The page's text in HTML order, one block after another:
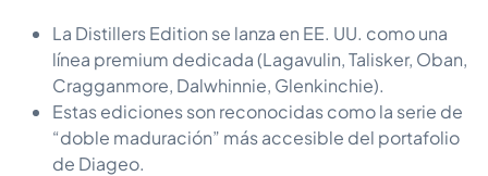
La Distillers Edition se lanza en EE. UU. como una
línea premium dedicada (Lagavulin, Talisker, Oban,
Cragganmore, Dalwhinnie, Glenkinchie).
Estas ediciones son reconocidas como la serie de
“doble maduración” más accesible del portafolio
de Diageo.